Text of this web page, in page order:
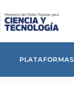
PLATAFORMAS